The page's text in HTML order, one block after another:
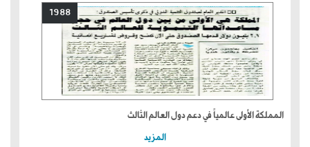
1988
المملكة الأولى عالمياً في دعم دول العالم الثالث
المزيد